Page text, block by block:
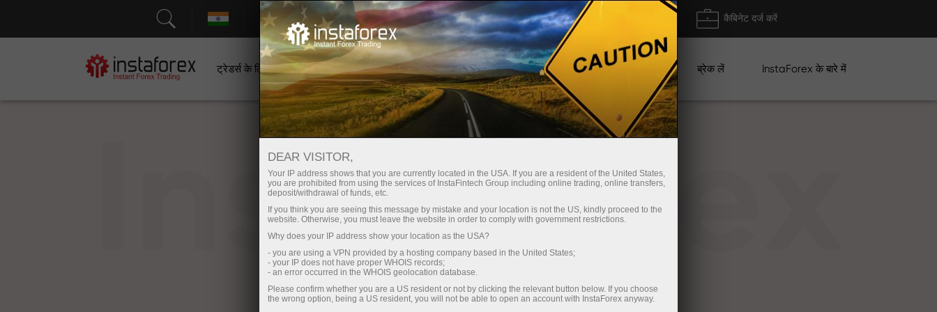
सहायता तुरंत खाता खोलना ट्रेडिंग प्लेटफॉर्म कैबिनेट दर्ज करें
ट्रेडर्स के लिए शुरुआती के लिए निवेशकों के लिए भागीदारों के लिए अभियान ब्रेक लें InstaForex के बारे में
InstaForex
DEAR VISITOR,
Your IP address shows that you are currently located in the USA. If you are a resident of the United States,
you are prohibited from using the services of InstaFintech Group including online trading, online transfers,
deposit/withdrawal of funds, etc.
If you think you are seeing this message by mistake and your location is not the US, kindly proceed to the
website. Otherwise, you must leave the website in order to comply with government restrictions.
Why does your IP address show your location as the USA?
- you are using a VPN provided by a hosting company based in the United States;
- your IP does not have proper WHOIS records;
- an error occurred in the WHOIS geolocation database.
Please confirm whether you are a US resident or not by clicking the relevant button below. If you choose
the wrong option, being a US resident, you will not be able to open an account with InstaForex anyway.